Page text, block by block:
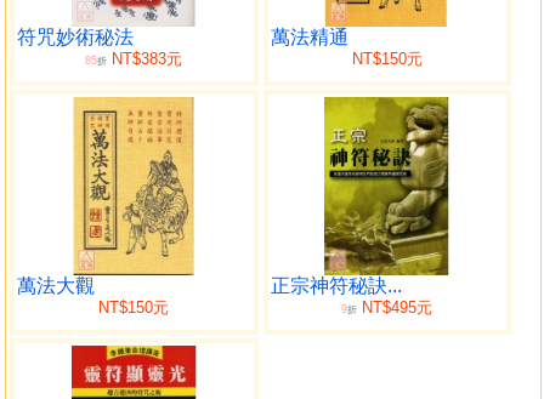
符咒妙術秘法
85折 NT$383元
萬法精通
NT$150元
萬法大觀
NT$150元
正宗神符秘訣...
9折 NT$495元